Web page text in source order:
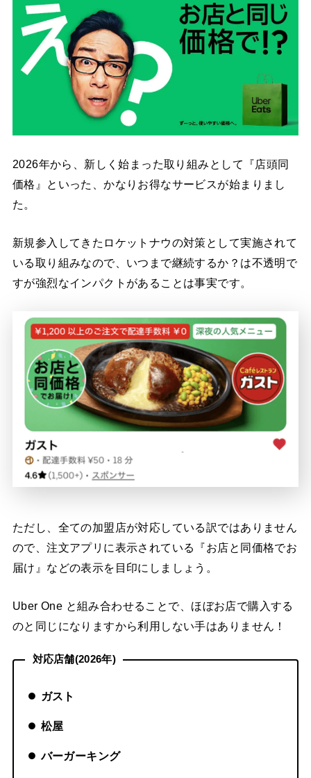
2026年から、新しく始まった取り組みとして『店頭同
価格』といった、かなりお得なサービスが始まりまし
た。
新規参入してきたロケットナウの対策として実施されて
いる取り組みなので、いつまで継続するか？は不透明で
すが強烈なインパクトがあることは事実です。
ただし、全ての加盟店が対応している訳ではありません
ので、注文アプリに表示されている『お店と同価格でお
届け』などの表示を目印にしましょう。
Uber One と組み合わせることで、ほぼお店で購入する
のと同じになりますから利用しない手はありません！
対応店舗(2026年)
ガスト
松屋
バーガーキング